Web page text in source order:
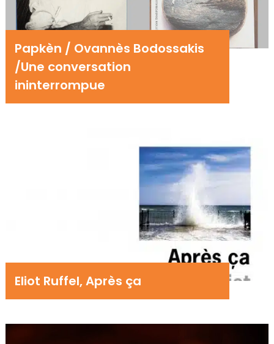
Papkèn / Ovannès Bodossakis
/Une conversation
ininterrompue
Eliot Ruffel, Après ça